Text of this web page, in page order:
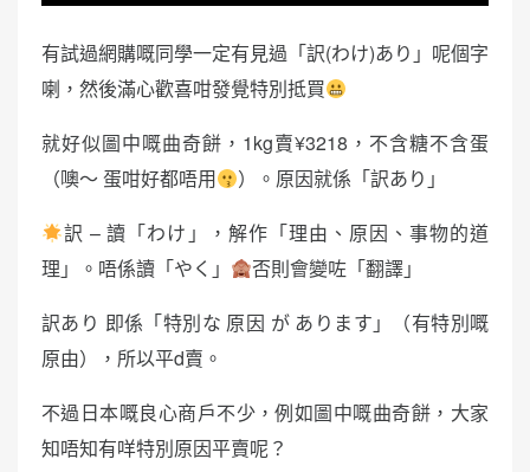
有試過網購嘅同學一定有見過「訳(わけ)あり」呢個字
喇，然後滿心歡喜咁發覺特別抵買
就好似圖中嘅曲奇餅，1kg賣¥3218，不含糖不含蛋
（噢～ 蛋咁好都唔用
）。原因就係「訳あり」
訳 – 讀「わけ」，解作「理由、原因、事物的道
理」。唔係讀「やく」
否則會變咗「翻譯」
訳あり 即係「特別な 原因 が あります」（有特別嘅
原由），所以平d賣。
不過日本嘅良心商戶不少，例如圖中嘅曲奇餅，大家
知唔知有咩特別原因平賣呢？